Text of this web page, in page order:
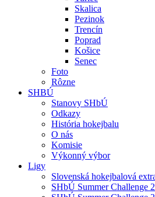
Skalica
Pezinok
Trencín
Poprad
Košice
Senec
Foto
Rôzne
SHBÚ
Stanovy SHbÚ
Odkazy
História hokejbalu
O nás
Komisie
Výkonný výbor
Ligy
Slovenská hokejbalová
SHbÚ Summer Challenge